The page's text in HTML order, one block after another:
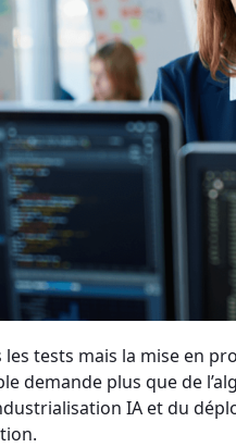
tests mais la mise en
demande plus que de
IA et du